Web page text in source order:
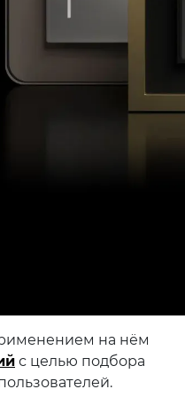
на нём
с целью подбора